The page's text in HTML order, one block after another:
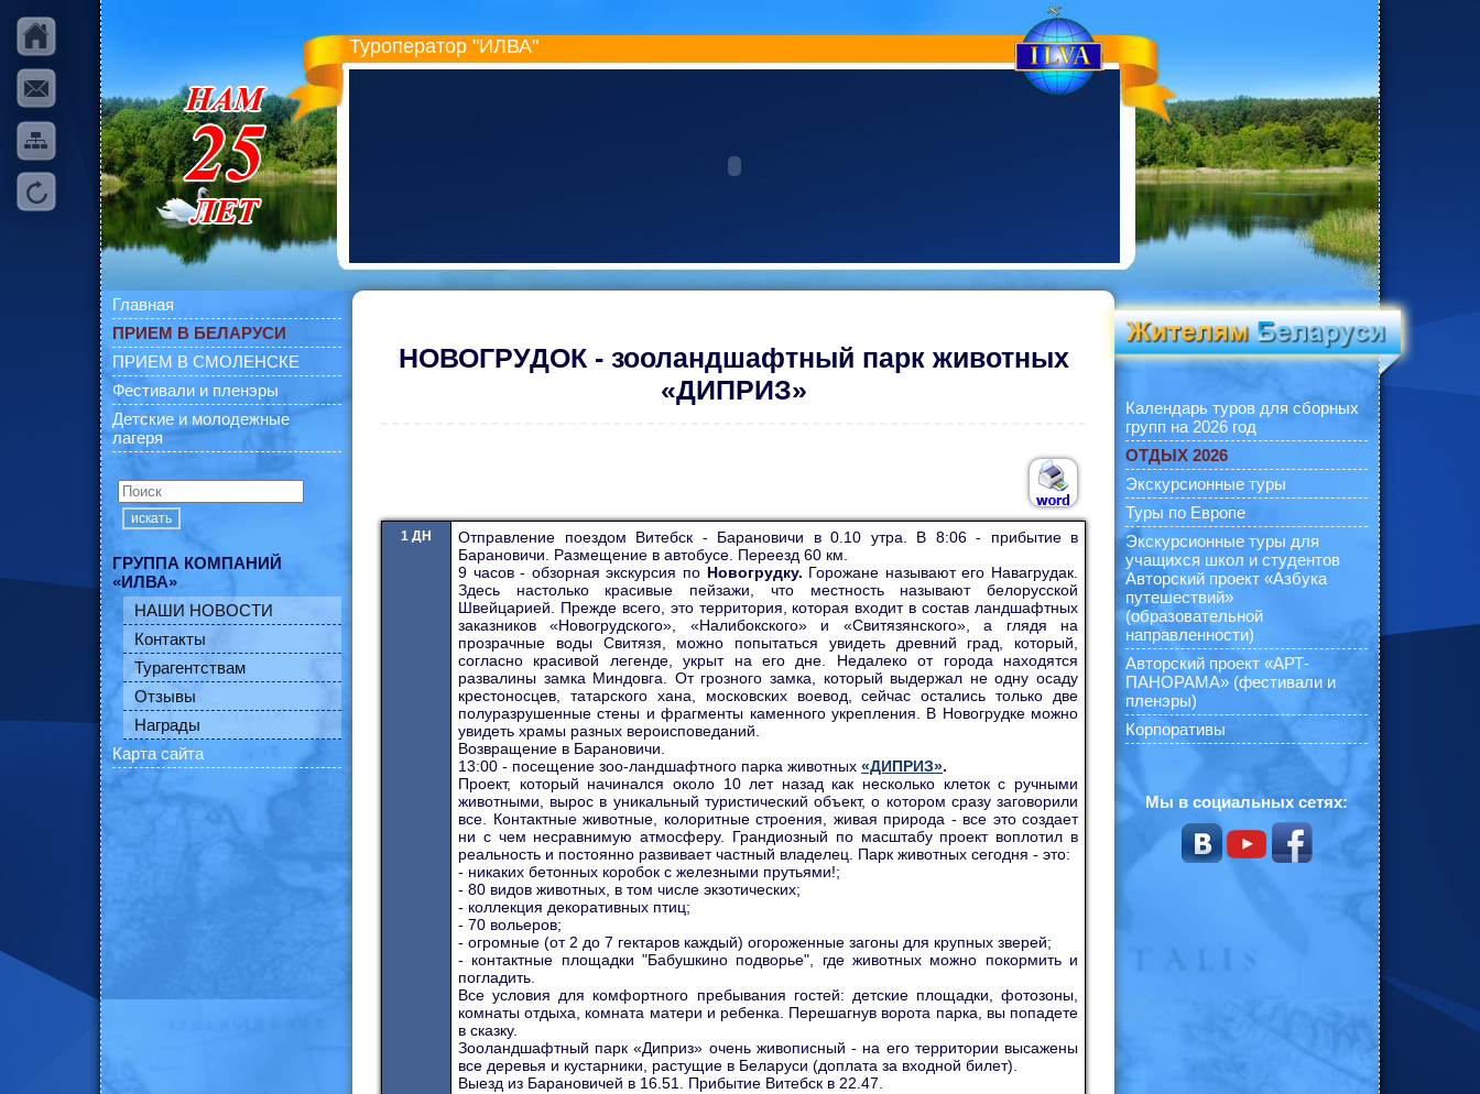
Туроператор "ИЛВА"
Главная
ПРИЕМ В БЕЛАРУСИ
ПРИЕМ В СМОЛЕНСКЕ
Фестивали и пленэры
Детские и молодежные
лагеря
искать
ГРУППА КОМПАНИЙ
«ИЛВА»
НАШИ НОВОСТИ
Контакты
Турагентствам
Отзывы
Награды
Карта сайта
НОВОГРУДОК - зооландшафтный парк животных
«ДИПРИЗ»
1 ДН
Отправление поездом Витебск - Барановичи в 0.10 утра. В 8:06 - прибытие в
Барановичи. Размещение в автобусе. Переезд 60 км.
9 часов - обзорная экскурсия по Новогрудку. Горожане называют его Навагрудак.
Здесь настолько красивые пейзажи, что местность называют белорусской
Швейцарией. Прежде всего, это территория, которая входит в состав ландшафтных
заказников «Новогрудского», «Налибокского» и «Свитязянского», а глядя на
прозрачные воды Свитязя, можно попытаться увидеть древний град, который,
согласно красивой легенде, укрыт на его дне. Недалеко от города находятся
развалины замка Миндовга. От грозного замка, который выдержал не одну осаду
крестоносцев, татарского хана, московских воевод, сейчас остались только две
полуразрушенные стены и фрагменты каменного укрепления. В Новогрудке можно
увидеть храмы разных вероисповеданий.
Возвращение в Барановичи.
13:00 - посещение зоо-ландшафтного парка животных «ДИПРИЗ».
Проект, который начинался около 10 лет назад как несколько клеток с ручными
животными, вырос в уникальный туристический объект, о котором сразу заговорили
все. Контактные животные, колоритные строения, живая природа - все это создает
ни с чем несравнимую атмосферу. Грандиозный по масштабу проект воплотил в
реальность и постоянно развивает частный владелец. Парк животных сегодня - это:
- никаких бетонных коробок с железными прутьями!;
- 80 видов животных, в том числе экзотических;
- коллекция декоративных птиц;
- 70 вольеров;
- огромные (от 2 до 7 гектаров каждый) огороженные загоны для крупных зверей;
- контактные площадки "Бабушкино подворье", где животных можно покормить и
погладить.
Все условия для комфортного пребывания гостей: детские площадки, фотозоны,
комнаты отдыха, комната матери и ребенка. Перешагнув ворота парка, вы попадете
в сказку.
Зооландшафтный парк «Диприз» очень живописный - на его территории высажены
все деревья и кустарники, растущие в Беларуси (доплата за входной билет).
Выезд из Барановичей в 16.51. Прибытие Витебск в 22.47.
Календарь туров для сборных
групп на 2026 год
ОТДЫХ 2026
Экскурсионные туры
Туры по Европе
Экскурсионные туры для
учащихся школ и студентов
Авторский проект «Азбука
путешествий»
(образовательной
направленности)
Авторский проект «АРТ-
ПАНОРАМА» (фестивали и
пленэры)
Корпоративы
Мы в социальных сетях: